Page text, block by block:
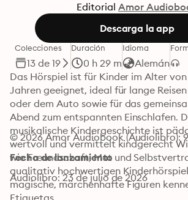
Editorial Amor
Descarga la app
Colecciones
13 de 19
Duración
0 h 29 m
Idioma
Alemán
Das Hörspiel ist für Kinder im Alter
Jahren geeignet, ideal für lange
oder dem Auto sowie für das
Abend zum entspannten Einschlafen.
musikalische Kindergeschichte ist
wertvoll und vermittelt kindgerecht
wie Freundschaft, Mut und
qualitativ hochwertigen
magische, märchenhafte Figuren
und Kreativität fördern. Im
© 2026 Amor Audiobook (Audiolibro):
Fecha de lanzamiento
Audiolibro: 23 de julio de 2026
Etiquetas